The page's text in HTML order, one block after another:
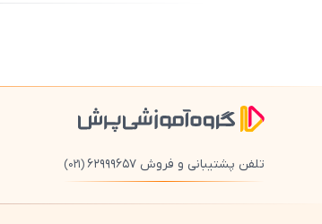
تلفن پشتیبانی و فروش ۶۲۹۹۹۶۵۷ (021)